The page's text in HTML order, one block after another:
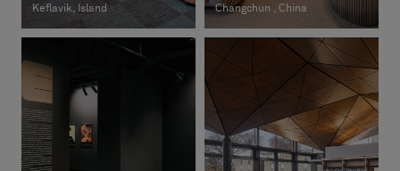
Keflavik, Island Changchun , China